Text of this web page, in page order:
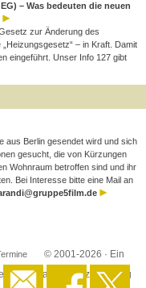
– Was bedeuten die neuen
zur Änderung des
– in Kraft. Damit
eingeführt. Unser Info 127 gibt
aus Berlin gesendet wird und sich
gesucht, die von Kürzungen
Wohnraum betroffen sind und ihr
Bei Interesse bitte eine Mail an
© 2001-2026 · Ein
·Datenschutzerklärung